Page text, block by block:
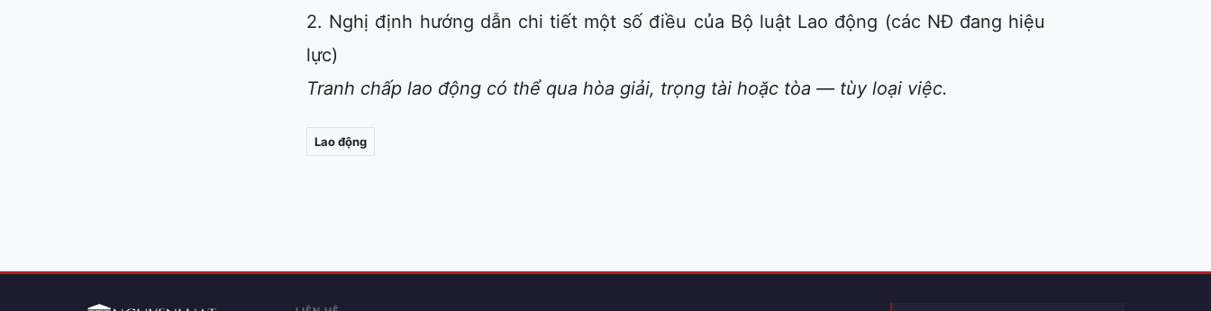
2. Nghị định hướng dẫn chi tiết một số điều của Bộ luật Lao động (các NĐ đang hiệu
lực)
Tranh chấp lao động có thể qua hòa giải, trọng tài hoặc tòa — tùy loại việc.
Lao động